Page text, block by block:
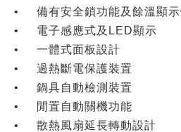
•
備有安全鎖功能及餘溫顯示
•
電子感應式及LED顯示
•
一體式面板設計
•
過熱斷電保護裝置
•
鍋具自動檢測裝置
•
閒置自動關機功能
•
散熱風扇延長轉動設計